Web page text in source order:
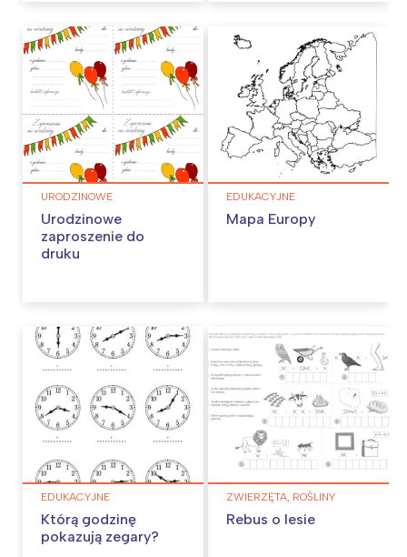
URODZINOWE
Urodzinowe
zaproszenie do
druku
EDUKACYJNE
Mapa Europy
EDUKACYJNE
Którą godzinę
pokazują zegary?
ZWIERZĘTA, ROŚLINY
Rebus o lesie